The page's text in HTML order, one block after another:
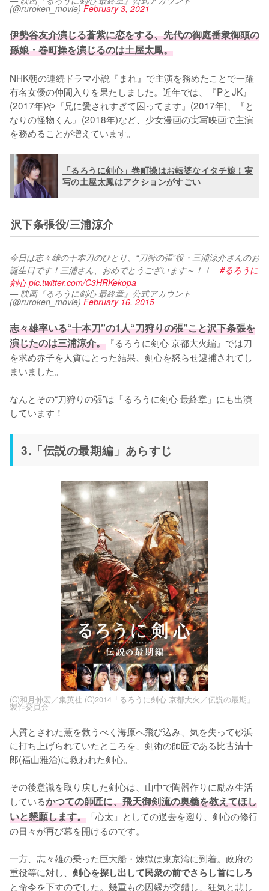
(@ruroken_movie) February 3, 2021
伊勢谷友介演じる蒼紫に恋をする、先代の御庭番衆御頭の
孫娘・巻町操を演じるのは土屋太鳳。
NHK朝の連続ドラマ小説『まれ』で主演を務めたことで一躍
有名女優の仲間入りを果たしました。近年では、『PとJK』
(2017年)や『兄に愛されすぎて困ってます』(2017年)、『と
なりの怪物くん』(2018年)など、少女漫画の実写映画で主演
を務めることが増えています。
「るろうに剣心」巻町操はお転婆なイタチ娘！実
写の土屋太鳳はアクションがすごい
沢下条張役/三浦涼介
今日は志々雄の十本刀のひとり、“刀狩の張”役・三浦涼介さんのお
誕生日です！三浦さん、おめでとうございます～！！ #るろうに
剣心 pic.twitter.com/C3HRKekopa
— 映画『るろうに剣心 最終章』公式アカウント
(@ruroken_movie) February 16, 2015
志々雄率いる“十本刀”の1人“刀狩りの張”こと沢下条張を
演じたのは三浦涼介。 『るろうに剣心 京都大火編』では刀
を求め赤子を人質にとった結果、剣心を怒らせ逮捕されてし
まいました。
なんとその“刀狩りの張”は「るろうに剣心 最終章」にも出演
しています！
3.「伝説の最期編」あらすじ
(C)和月伸宏／集英社 (C)2014「るろうに剣心 京都大火／伝説の最期」
製作委員会
人質とされた薫を救うべく海原へ飛び込み、気を失って砂浜
に打ち上げられていたところを、剣術の師匠である比古清十
郎(福山雅治)に救われた剣心。
その後意識を取り戻した剣心は、山中で陶器作りに励み生活
しているかつての師匠に、飛天御剣流の奥義を教えてほし
いと懇願します。 「心太」としての過去を遡り、剣心の修行
の日々が再び幕を開けるのです。
一方、志々雄の乗った巨大船・煉獄は東京湾に到着。政府の
重役等に対し、 剣心を探し出して民衆の前でさらし首にしろ
と命令を下すのでした。幾重もの因縁が交錯し、狂気と悲し